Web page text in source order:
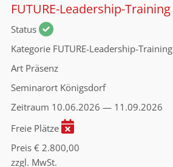
FUTURE-Leadership-Training
Status
Kategorie FUTURE-Leadership-Training
Art Präsenz
Seminarort Königsdorf
Zeitraum 10.06.2026 — 11.09.2026
Freie Plätze
Preis € 2.800,00
zzgl. MwSt.